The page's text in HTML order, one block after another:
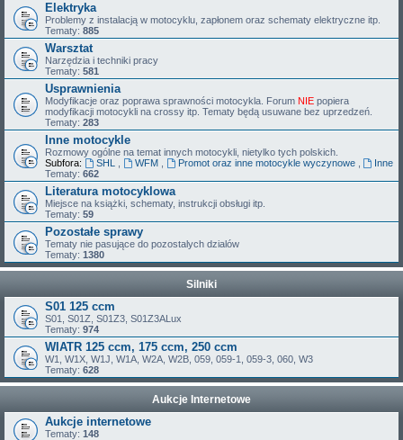
Elektryka
Problemy z instalacją w motocyklu, zapłonem oraz schematy elektryczne itp.
Tematy: 885
Warsztat
Narzędzia i techniki pracy
Tematy: 581
Usprawnienia
Modyfikacje oraz poprawa sprawności motocykla. Forum NIE popiera
modyfikacji motocykli na crossy itp. Tematy będą usuwane bez uprzedzeń.
Tematy: 283
Inne motocykle
Rozmowy ogólne na temat innych motocykli, nietylko tych polskich.
Subfora:
SHL WFM Promot oraz inne motocykle wyczynowe
Inne
Tematy: 662
Literatura motocyklowa
Miejsce na książki, schematy, instrukcji obsługi itp.
Tematy: 59
Pozostałe sprawy
Tematy nie pasujące do pozostalych dzialów
Tematy: 1380
Silniki
S01 125 ccm
S01, S01Z, S01Z3, S01Z3ALux
Tematy: 974
WIATR 125 ccm, 175 ccm, 250 ccm
W1, W1X, W1J, W1A, W2A, W2B, 059, 059-1, 059-3, 060, W3
Tematy: 628
Aukcje Internetowe
Aukcje internetowe
Tematy: 148